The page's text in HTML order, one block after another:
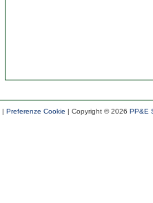
| Preferenze Cookie | Copyright ©2026 PP&E